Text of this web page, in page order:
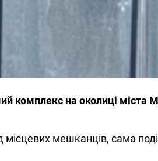
комплекс на околиці міста
місцевих мешканців, сама